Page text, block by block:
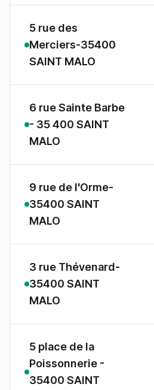
5 rue des
Merciers-35400
SAINT MALO
6 rue Sainte Barbe
- 35 400 SAINT
MALO
9 rue de l'Orme-
35400 SAINT
MALO
3 rue Thévenard-
35400 SAINT
MALO
5 place de la
Poissonnerie -
35400 SAINT